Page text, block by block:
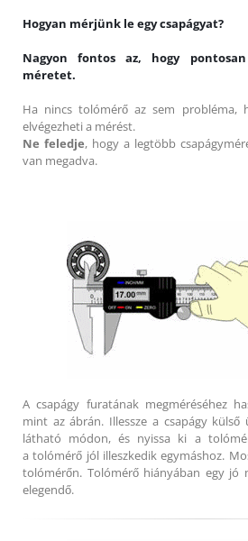
Hogyan mérjünk le egy csapágyat?
Nagyon fontos az, hogy
méretet.
Ha nincs tolómérő az sem probléma,
elvégezheti a mérést.
Ne feledje, hogy a legtöbb
van megadva.
A csapágy furatának megméréséhez
mint az ábrán. Illessze a csapágy
látható módon, és nyissa ki a
a tolómérő jól illeszkedik egymáshoz.
tolómérőn. Tolómérő hiányában egy jó
elegendő.